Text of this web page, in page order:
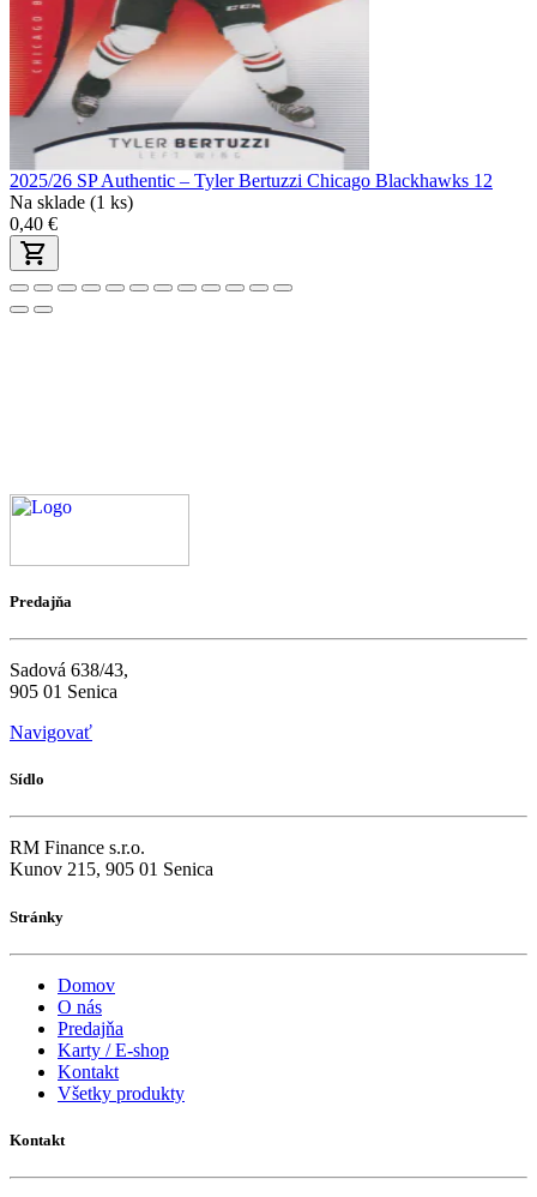
2025/26 SP Authentic – Tyler Bertuzzi Chicago Blackhawks 12
Na sklade (1 ks)
0,40 €
Predajňa
Sadová 638/43,
905 01 Senica
Navigovať
Sídlo
RM Finance s.r.o.
Kunov 215, 905 01 Senica
Stránky
Domov
O nás
Predajňa
Karty / E-shop
Kontakt
Všetky produkty
Kontakt